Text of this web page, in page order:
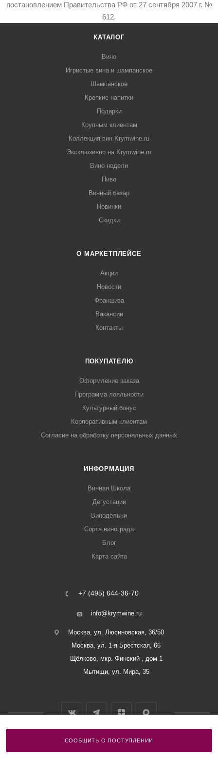
СООБЩИТЬ О ПОСТУПЛЕНИИ
постановлением Правительства РФ от 27 сентября 2007 г. №
612.
КАТАЛОГ
Вино
Игристые вина и шампанское
Шампанское
Крепкие напитки
Подарки
Крупным клиентам
Коллекция вин Krymwine.ru
Эксклюзивно на Krymwine.ru
Вино недели
Пиво
Винный базар
Новинки
Скидки
О МАРКЕТПЛЕЙСЕ
Акции
Новости
Франшиза
Вакансии
Контакты
ПОКУПАТЕЛЮ
Оформление заказа
Программа лояльности
Культурный бонус
Корпоративным клиентам
Согласие на обработку персональных данных
ИНФОРМАЦИЯ
Винная Школа
Дегустации
Винодельни
Сорта винограда
Блог
Карта сайта
+7 (495) 644-36-70
info@krymwine.ru
Москва, ул. Люсиновская, 36/50
Москва, ул. 1-я Брестская, 66
Щёлково, мкр. Финский , дом 1
Мытищи, ул. Мира, 35